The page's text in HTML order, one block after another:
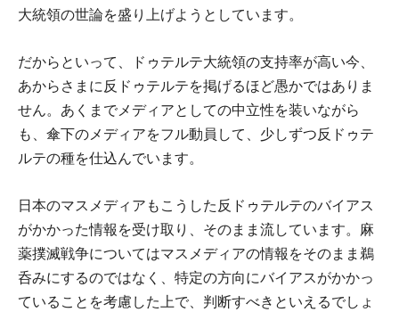
大統領の世論を盛り上げようとしています。
だからといって、ドゥテルテ大統領の支持率が高い今、
あからさまに反ドゥテルテを掲げるほど愚かではありま
せん。あくまでメディアとしての中立性を装いながら
も、傘下のメディアをフル動員して、少しずつ反ドゥテ
ルテの種を仕込んでいます。
日本のマスメディアもこうした反ドゥテルテのバイアス
がかかった情報を受け取り、そのまま流しています。麻
薬撲滅戦争についてはマスメディアの情報をそのまま鵜
呑みにするのではなく、特定の方向にバイアスがかかっ
ていることを考慮した上で、判断すべきといえるでしょ